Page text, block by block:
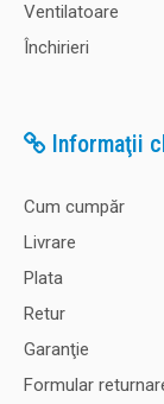
Ventilatoare
Închirieri
Informaţii
Cum cumpăr
Livrare
Plata
Retur
Garanţie
Formular